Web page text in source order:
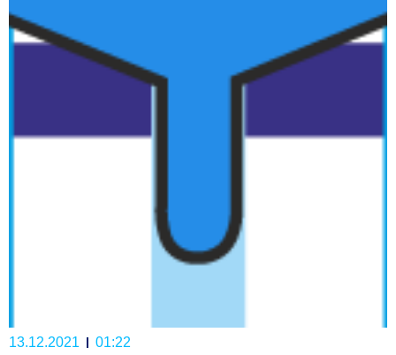
13.12.2021 01:22